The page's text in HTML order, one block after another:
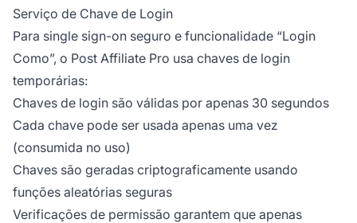
Serviço de Chave de Login
Para single sign-on seguro e funcionalidade “Login
Como”, o Post Affiliate Pro usa chaves de login
temporárias:
Chaves de login são válidas por apenas 30 segundos
Cada chave pode ser usada apenas uma vez
(consumida no uso)
Chaves são geradas criptograficamente usando
funções aleatórias seguras
Verificações de permissão garantem que apenas